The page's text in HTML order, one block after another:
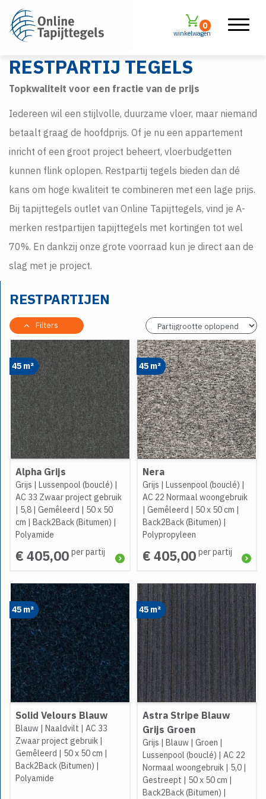
winkelwagen
0
RESTPARTIJ TEGELS
Topkwaliteit voor een fractie van de prijs
Iedereen wil een stijlvolle, duurzame vloer, maar niemand
betaalt graag de hoofdprijs. Of je nu een appartement
inricht of een groot project beheert, vloerbudgetten
kunnen flink oplopen. Restpartij tegels bieden dan dé
kans om hoge kwaliteit te combineren met een lage prijs.
Bij tapijttegels outlet van Online Tapijttegels, vind je A-
merken restpartijen tapijttegels met kortingen tot wel
70%. En dankzij onze grote voorraad kun je direct aan de
slag met je project.
RESTPARTIJEN
Filters
45 m²
Alpha Grijs
Grijs | Lussenpool (bouclé) |
AC 33 Zwaar project gebruik
| 5,8 | Gemêleerd | 50 x 50
cm | Back2Back (Bitumen) |
Polyamide
€ 405,00 per partij
45 m²
Nera
Grijs | Lussenpool (bouclé) |
AC 22 Normaal woongebruik
| Gemêleerd | 50 x 50 cm |
Back2Back (Bitumen) |
Polypropyleen
€ 405,00 per partij
45 m²
Solid Velours Blauw
Blauw | Naaldvilt | AC 33
Zwaar project gebruik |
Gemêleerd | 50 x 50 cm |
Back2Back (Bitumen) |
Polyamide
45 m²
Astra Stripe Blauw
Grijs Groen
Grijs | Blauw| Groen |
Lussenpool (bouclé) | AC 22
Normaal woongebruik| 5,0|
Gestreept | 50 x 50 cm |
Back2Back (Bitumen) |